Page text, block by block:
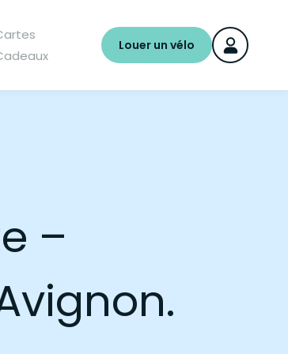
Louer un vélo
–